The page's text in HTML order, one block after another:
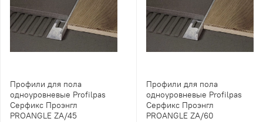
Профили для пола
одноуровневые Profilpas
Серфикс Проэнгл
PROANGLE ZA/45
Профили для пола
одноуровневые Profilpas
Серфикс Проэнгл
PROANGLE ZA/60